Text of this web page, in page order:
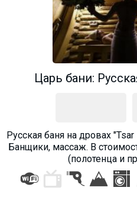
Царь бани:
Русская баня на дровах
Банщики, массаж. В
(полотенца и
Cottages
Hotels
Hot deals
Long term rent
Kazbegi
About Georgia
What to drink?